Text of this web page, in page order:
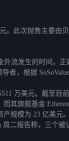
此次抛售主要由
流发生的时间，
，根据
万美元。截至目
其旗舰基金
规模为 23 亿美元。
二报告称，三个